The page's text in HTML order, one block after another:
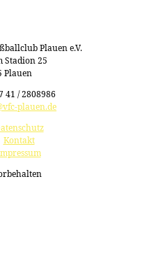
Plauen e.V.
Stadion 25
Plauen
41 / 2808986
plauen.de
Kontakt